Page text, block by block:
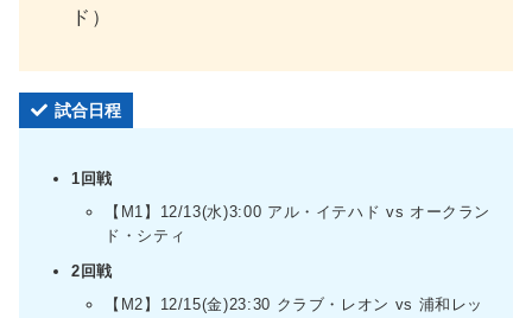
ド）
試合日程
1回戦
【M1】12/13(水)3:00 アル・イテハド vs オークラン
ド・シティ
2回戦
【M2】12/15(金)23:30 クラブ・レオン vs 浦和レッ